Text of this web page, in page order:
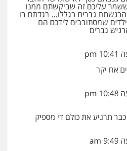
עליכם זה שביקשתם ממנו
גברים בגללו… בגדתם בו
שמסתובבים לידכם הם
גברים
אח יקר
תרגיע את כולם די מספיק